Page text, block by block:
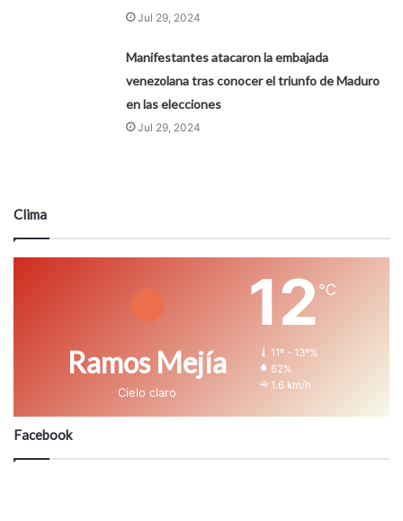
Jul 29, 2024
Manifestantes atacaron la embajada
venezolana tras conocer el triunfo de Maduro
en las elecciones
Jul 29, 2024
Clima
Ramos Mejía
Cielo claro
12 ℃
11º - 13º%
62%
1.6 km/h
Facebook